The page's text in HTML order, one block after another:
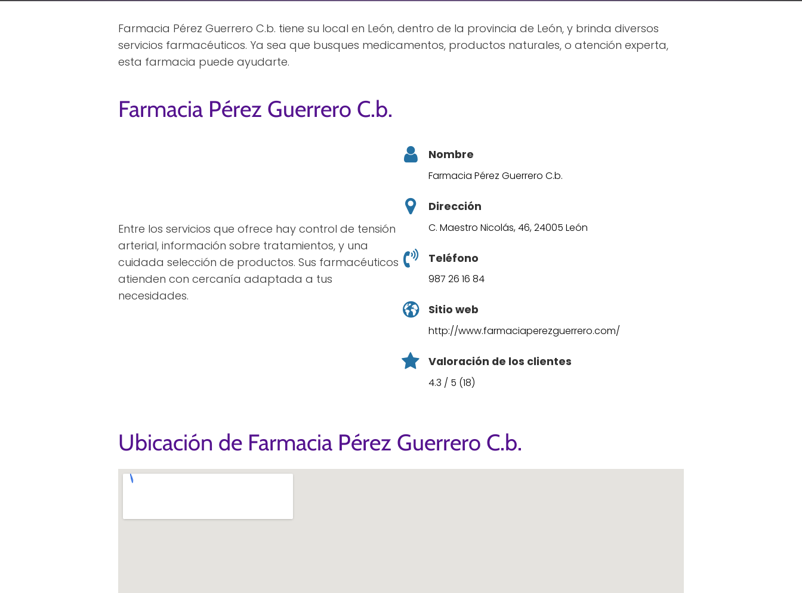
Farmacia Pérez Guerrero C.b. tiene su local en León, dentro de la provincia de León, y brinda diversos
servicios farmacéuticos. Ya sea que busques medicamentos, productos naturales, o atención experta,
esta farmacia puede ayudarte.
Farmacia Pérez Guerrero C.b.
Entre los servicios que ofrece hay control de tensión
arterial, información sobre tratamientos, y una
cuidada selección de productos. Sus farmacéuticos
atienden con cercanía adaptada a tus
necesidades.
Nombre
Farmacia Pérez Guerrero C.b.
Dirección
C. Maestro Nicolás, 46, 24005 León
Teléfono
987 26 16 84
Sitio web
http://www.farmaciaperezguerrero.com/
Valoración de los clientes
4.3 / 5 (18)
Ubicación de Farmacia Pérez Guerrero C.b.